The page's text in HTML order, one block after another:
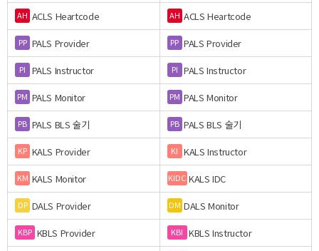
AH ACLS Heartcode AH ACLS Heartcode
PP PALS Provider PP PALS Provider
PI PALS Instructor PI PALS Instructor
PM PALS Monitor PM PALS Monitor
PB PALS BLS 술기 PB PALS BLS 술기
KP KALS Provider KI KALS Instructor
KM KALS Monitor KIDC KALS IDC
DP DALS Provider DM DALS Monitor
KBP KBLS Provider KBI KBLS Instructor